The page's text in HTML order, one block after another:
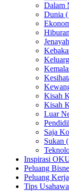
Dalam
Dunia
Hiburan
Jenayah
Kisah
Kisah
Luar
Saja
Sukan
Inspirasi
Peluang
Peluang
Tips